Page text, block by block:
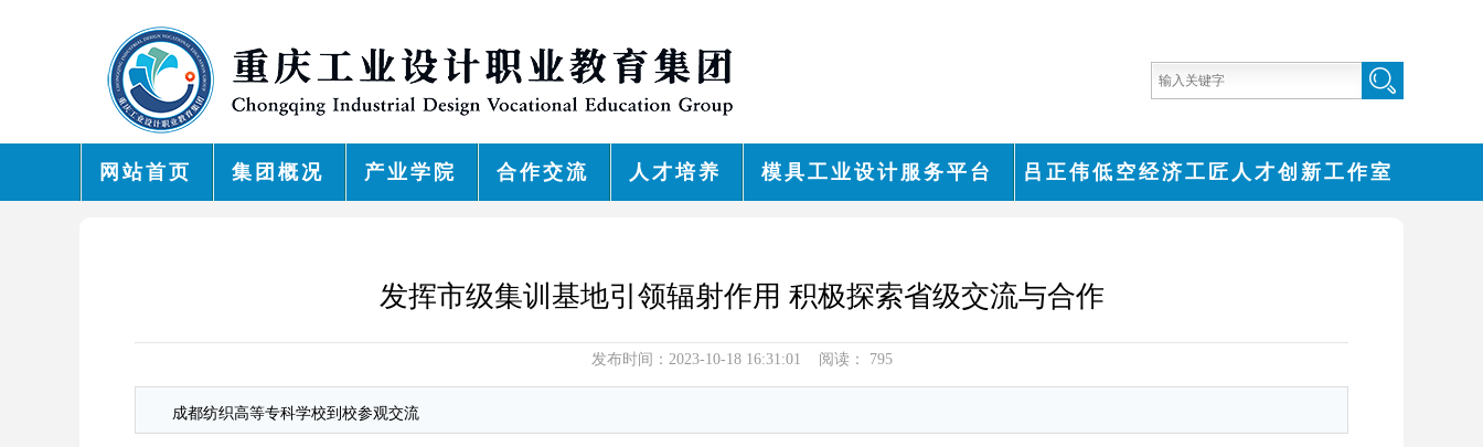
网站首页 集团概况 产业学院 合作交流 人才培养 模具工业设计服务平台 吕正伟低空经济工匠人才创新工作室
发挥市级集训基地引领辐射作用 积极探索省级交流与合作
发布时间：2023-10-18 16:31:01 阅读： 795
成都纺织高等专科学校到校参观交流